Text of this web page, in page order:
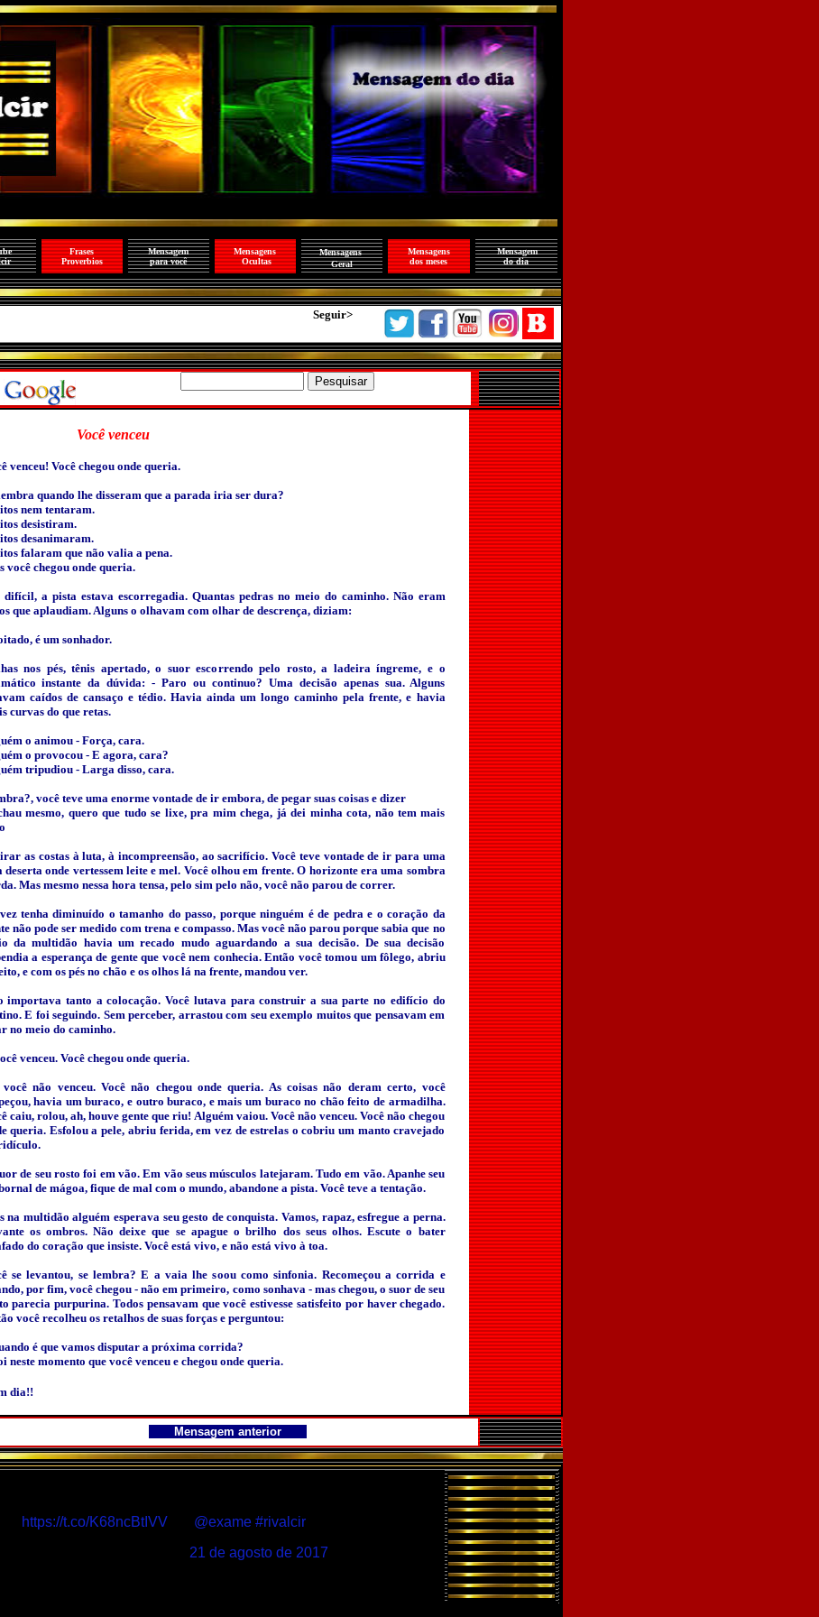
Frases
Proverbios
Mensagem
para você
Mensagens
Ocultas
Mensagens
Geral
Mensagens
dos meses
Mensagem
do dia
Seguir>
Você venceu
venceu! Você chegou onde queria.
quando lhe disseram que a parada iria ser dura?
nem tentaram.
desistiram.
desanimaram.
falaram que não valia a pena.
você chegou onde queria.
difícil, a pista estava escorregadia. Quantas pedras no meio do caminho. Não eram
que aplaudiam. Alguns o olhavam com olhar de descrença, diziam:
é um sonhador.
nos pés, tênis apertado, o suor escorrendo pelo rosto, a ladeira íngreme, e o
instante da dúvida: - Paro ou continuo? Uma decisão apenas sua. Alguns
caídos de cansaço e tédio. Havia ainda um longo caminho pela frente, e havia
curvas do que retas.
o animou - Força, cara.
o provocou - E agora, cara?
tripudiou - Larga disso, cara.
você teve uma enorme vontade de ir embora, de pegar suas coisas e dizer
mesmo, quero que tudo se lixe, pra mim chega, já dei minha cota, não tem mais
as costas à luta, à incompreensão, ao sacrifício. Você teve vontade de ir para uma
deserta onde vertessem leite e mel. Você olhou em frente. O horizonte era uma sombra
Mas mesmo nessa hora tensa, pelo sim pelo não, você não parou de correr.
tenha diminuído o tamanho do passo, porque ninguém é de pedra e o coração da
não pode ser medido com trena e compasso. Mas você não parou porque sabia que no
da multidão havia um recado mudo aguardando a sua decisão. De sua decisão
a esperança de gente que você nem conhecia. Então você tomou um fôlego, abriu
e com os pés no chão e os olhos lá na frente, mandou ver.
importava tanto a colocação. Você lutava para construir a sua parte no edifício do
E foi seguindo. Sem perceber, arrastou com seu exemplo muitos que pensavam em
no meio do caminho.
venceu. Você chegou onde queria.
você não venceu. Você não chegou onde queria. As coisas não deram certo, você
havia um buraco, e outro buraco, e mais um buraco no chão feito de armadilha.
caiu, rolou, ah, houve gente que riu! Alguém vaiou. Você não venceu. Você não chegou
queria. Esfolou a pele, abriu ferida, em vez de estrelas o cobriu um manto cravejado
de seu rosto foi em vão. Em vão seus músculos latejaram. Tudo em vão. Apanhe seu
de mágoa, fique de mal com o mundo, abandone a pista. Você teve a tentação.
na multidão alguém esperava seu gesto de conquista. Vamos, rapaz, esfregue a perna.
os ombros. Não deixe que se apague o brilho dos seus olhos. Escute o bater
do coração que insiste. Você está vivo, e não está vivo à toa.
se levantou, se lembra? E a vaia lhe soou como sinfonia. Recomeçou a corrida e
por fim, você chegou - não em primeiro, como sonhava - mas chegou, o suor de seu
parecia purpurina. Todos pensavam que você estivesse satisfeito por haver chegado.
você recolheu os retalhos de suas forças e perguntou:
é que vamos disputar a próxima corrida?
neste momento que você venceu e chegou onde queria.
dia!!
Mensagem anterior
https://t.co/K68ncBtIVVvia @exame #rivalcir
21 de agosto de 2017